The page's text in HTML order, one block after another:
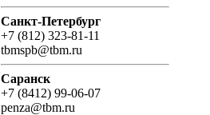
Санкт-Петербург
+7 (812) 323-81-11
tbmspb@tbm.ru
Саранск
+7 (8412) 99-06-07
penza@tbm.ru